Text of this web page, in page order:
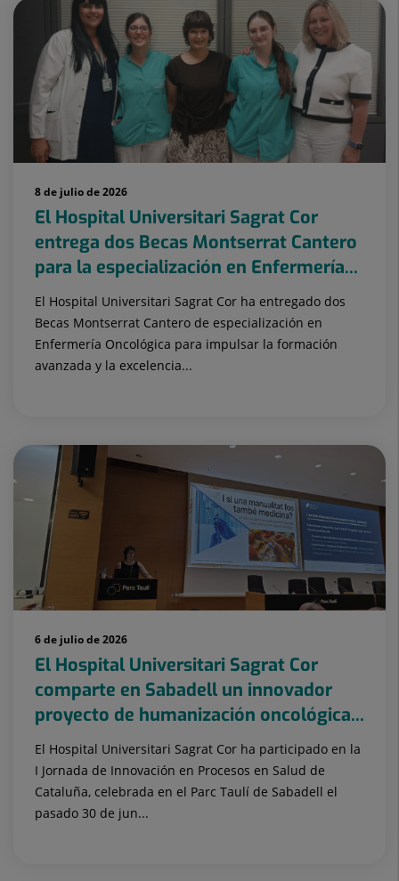
8 de julio de 2026
El Hospital Universitari Sagrat Cor
entrega dos Becas Montserrat Cantero
para la especialización en Enfermería...
El Hospital Universitari Sagrat Cor ha entregado dos
Becas Montserrat Cantero de especialización en
Enfermería Oncológica para impulsar la formación
avanzada y la excelencia...
6 de julio de 2026
El Hospital Universitari Sagrat Cor
comparte en Sabadell un innovador
proyecto de humanización oncológica...
El Hospital Universitari Sagrat Cor ha participado en la
I Jornada de Innovación en Procesos en Salud de
Cataluña, celebrada en el Parc Taulí de Sabadell el
pasado 30 de jun...